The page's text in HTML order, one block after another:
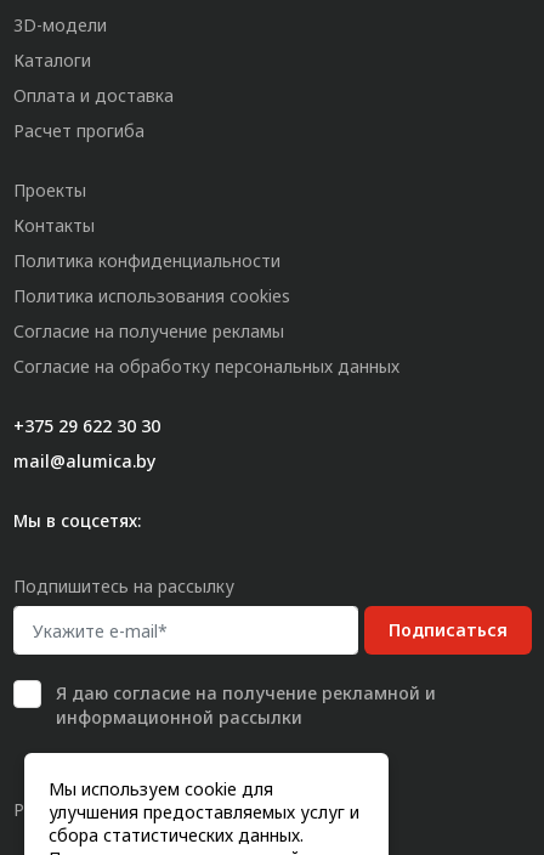
Мы используем cookie для
улучшения предоставляемых услуг и
сбора статистических данных.
3D-модели
Каталоги
Оплата и доставка
Расчет прогиба
Проекты
Контакты
Политика конфиденциальности
Политика использования cookies
Согласие на получение рекламы
Согласие на обработку персональных данных
+375 29 622 30 30
mail@alumica.by
Мы в соцсетях:
Подпишитесь на рассылку
Подписаться
Я даю согласиена получение рекламной и
информационной рассылки
Разработка сайта